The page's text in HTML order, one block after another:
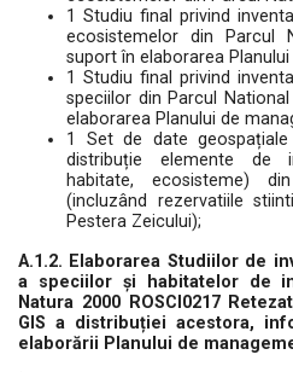
1 Studiu final privind
ecosistemelor din Parcul
suport în elaborarea
1 Studiu final privind
speciilor din Parcul
elaborarea Planului de
1 Set de date
distribuție elemente de
habitate, ecosisteme)
(incluzând rezervatiile
Pestera Zeicului);
A.1.2. Elaborarea Studiilor de
a speciilor și habitatelor de
Natura 2000 ROSCI0217
GIS a distribuției acestora,
elaborării Planului de